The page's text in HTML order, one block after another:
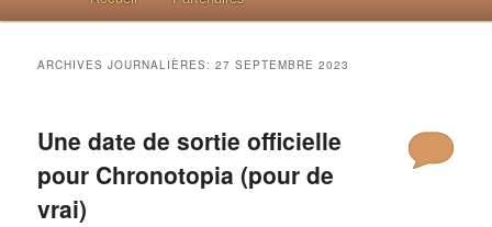
ARCHIVES JOURNALIÈRES:27 SEPTEMBRE 2023
Une date de sortie officielle
pour Chronotopia (pour de
vrai)